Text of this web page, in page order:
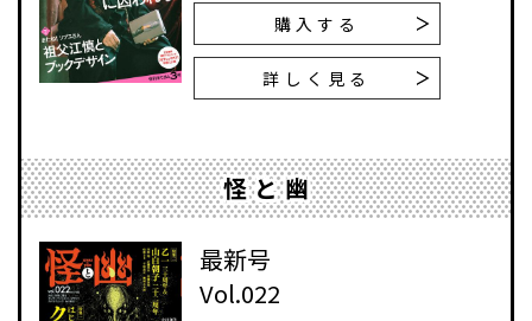
購入する
詳しく見る
怪と幽
最新号
Vol.022